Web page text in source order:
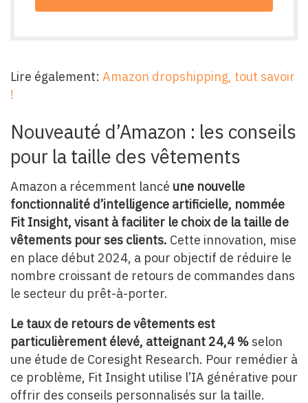
Lire également: Amazon dropshipping, tout savoir
!
Nouveauté d’Amazon : les conseils
pour la taille des vêtements
Amazon a récemment lancé une nouvelle
fonctionnalité d’intelligence artificielle, nommée
Fit Insight, visant à faciliter le choix de la taille de
vêtements pour ses clients. Cette innovation, mise
en place début 2024, a pour objectif de réduire le
nombre croissant de retours de commandes dans
le secteur du prêt-à-porter.
Le taux de retours de vêtements est
particulièrement élevé, atteignant 24,4 % selon
une étude de Coresight Research. Pour remédier à
ce problème, Fit Insight utilise l’IA générative pour
offrir des conseils personnalisés sur la taille.